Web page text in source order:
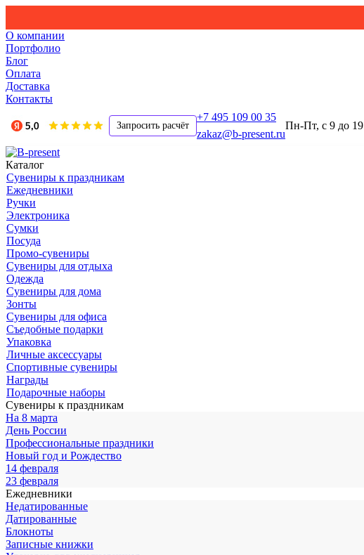
О компании
Портфолио
Блог
Оплата
Доставка
Контакты
Запросить расчёт
+7 495 109 00 35
zakaz@b-present.ru
Пн-Пт, с 9 до 19
Каталог
Сувениры к праздникам
Ежедневники
Ручки
Электроника
Сумки
Посуда
Промо-сувениры
Сувениры для отдыха
Одежда
Сувениры для дома
Зонты
Сувениры для офиса
Съедобные подарки
Упаковка
Личные аксессуары
Спортивные сувениры
Награды
Подарочные наборы
Сувениры к праздникам
На 8 марта
День России
Профессиональные праздники
Новый год и Рождество
14 февраля
23 февраля
Ежедневники
Недатированные
Датированные
Блокноты
Записные книжки